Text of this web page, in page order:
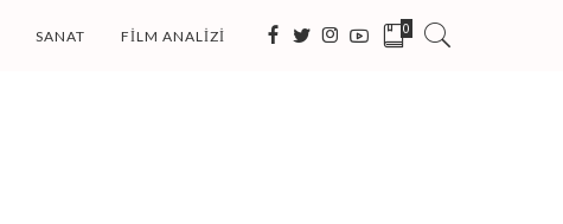
SANAT FILM ANALIZI 0